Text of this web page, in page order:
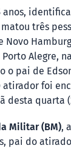
anos,
três
Alegre,
o pai de
foi
desta quarta
Militar (BM),
pai do